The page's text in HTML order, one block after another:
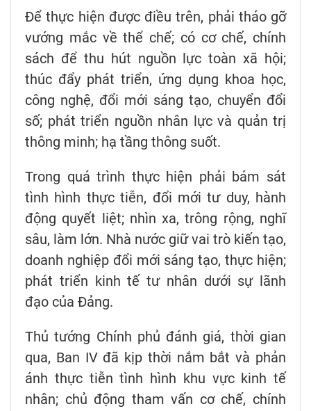
Để thực hiện được điều trên, phải tháo gỡ
vướng mắc về thể chế; có cơ chế, chính
sách để thu hút nguồn lực toàn xã hội;
thúc đẩy phát triển, ứng dụng khoa học,
công nghệ, đổi mới sáng tạo, chuyển đổi
số; phát triển nguồn nhân lực và quản trị
thông minh; hạ tầng thông suốt.
Trong quá trình thực hiện phải bám sát
tình hình thực tiễn, đổi mới tư duy, hành
động quyết liệt; nhìn xa, trông rộng, nghĩ
sâu, làm lớn. Nhà nước giữ vai trò kiến tạo,
doanh nghiệp đổi mới sáng tạo, thực hiện;
phát triển kinh tế tư nhân dưới sự lãnh
đạo của Đảng.
Thủ tướng Chính phủ đánh giá, thời gian
qua, Ban IV đã kịp thời nắm bắt và phản
ánh thực tiễn tình hình khu vực kinh tế
nhân; chủ động tham vấn cơ chế, chính